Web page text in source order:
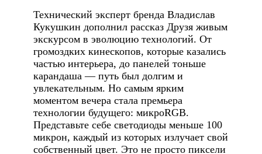
Технический эксперт бренда Владислав
Кукушкин дополнил рассказ Друзя живым
экскурсом в эволюцию технологий. От
громоздких кинескопов, которые казались
частью интерьера, до панелей тоньше
карандаша — путь был долгим и
увлекательным. Но самым ярким
моментом вечера стала премьера
технологии будущего: микроRGB.
Представьте себе светодиоды меньше 100
микрон, каждый из которых излучает свой
собственный цвет. Это не просто пиксели